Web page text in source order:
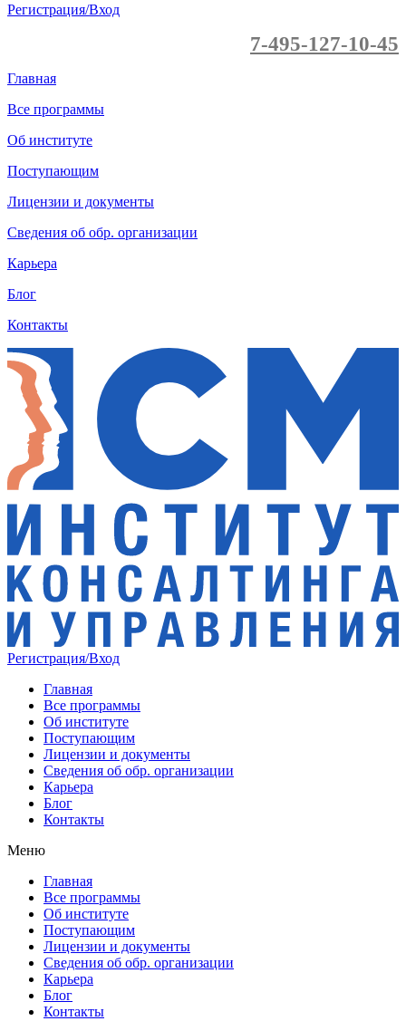
Регистрация/Вход
7-495-127-10-45
Главная
Все программы
Об институте
Поступающим
Лицензии и документы
Сведения об обр. организации
Карьера
Блог
Контакты
Регистрация/Вход
Главная
Все программы
Об институте
Поступающим
Лицензии и документы
Сведения об обр. организации
Карьера
Блог
Контакты
Меню
Главная
Все программы
Об институте
Поступающим
Лицензии и документы
Сведения об обр. организации
Карьера
Блог
Контакты